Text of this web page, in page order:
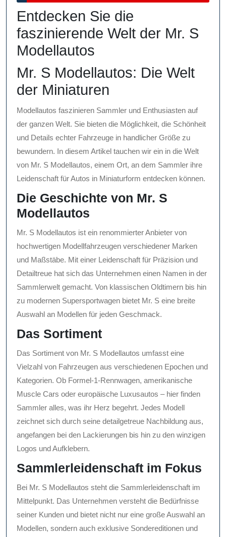
2025
Entdecken Sie die
faszinierende Welt der Mr. S
Modellautos
Mr. S Modellautos: Die Welt
der Miniaturen
Modellautos faszinieren Sammler und Enthusiasten auf
der ganzen Welt. Sie bieten die Möglichkeit, die Schönheit
und Details echter Fahrzeuge in handlicher Größe zu
bewundern. In diesem Artikel tauchen wir ein in die Welt
von Mr. S Modellautos, einem Ort, an dem Sammler ihre
Leidenschaft für Autos in Miniaturform entdecken können.
Die Geschichte von Mr. S
Modellautos
Mr. S Modellautos ist ein renommierter Anbieter von
hochwertigen Modellfahrzeugen verschiedener Marken
und Maßstäbe. Mit einer Leidenschaft für Präzision und
Detailtreue hat sich das Unternehmen einen Namen in der
Sammlerwelt gemacht. Von klassischen Oldtimern bis hin
zu modernen Supersportwagen bietet Mr. S eine breite
Auswahl an Modellen für jeden Geschmack.
Das Sortiment
Das Sortiment von Mr. S Modellautos umfasst eine
Vielzahl von Fahrzeugen aus verschiedenen Epochen und
Kategorien. Ob Formel-1-Rennwagen, amerikanische
Muscle Cars oder europäische Luxusautos – hier finden
Sammler alles, was ihr Herz begehrt. Jedes Modell
zeichnet sich durch seine detailgetreue Nachbildung aus,
angefangen bei den Lackierungen bis hin zu den winzigen
Logos und Aufklebern.
Sammlerleidenschaft im Fokus
Bei Mr. S Modellautos steht die Sammlerleidenschaft im
Mittelpunkt. Das Unternehmen versteht die Bedürfnisse
seiner Kunden und bietet nicht nur eine große Auswahl an
Modellen, sondern auch exklusive Sondereditionen und